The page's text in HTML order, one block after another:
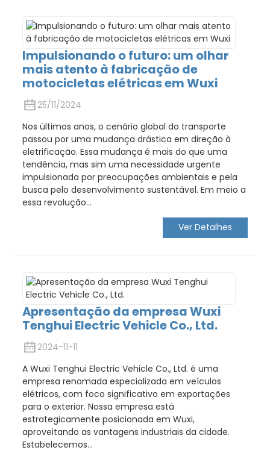
Impulsionando o futuro: um olhar
mais atento à fabricação de
motocicletas elétricas em Wuxi
25/11/2024
Nos últimos anos, o cenário global do transporte
passou por uma mudança drástica em direção à
eletrificação. Essa mudança é mais do que uma
tendência, mas sim uma necessidade urgente
impulsionada por preocupações ambientais e pela
busca pelo desenvolvimento sustentável. Em meio a
essa revolução...
Ver Detalhes
Apresentação da empresa Wuxi
Tenghui Electric Vehicle Co., Ltd.
2024-11-11
A Wuxi Tenghui Electric Vehicle Co., Ltd. é uma
empresa renomada especializada em veículos
elétricos, com foco significativo em exportações
para o exterior. Nossa empresa está
estrategicamente posicionada em Wuxi,
aproveitando as vantagens industriais da cidade.
Estabelecemos...